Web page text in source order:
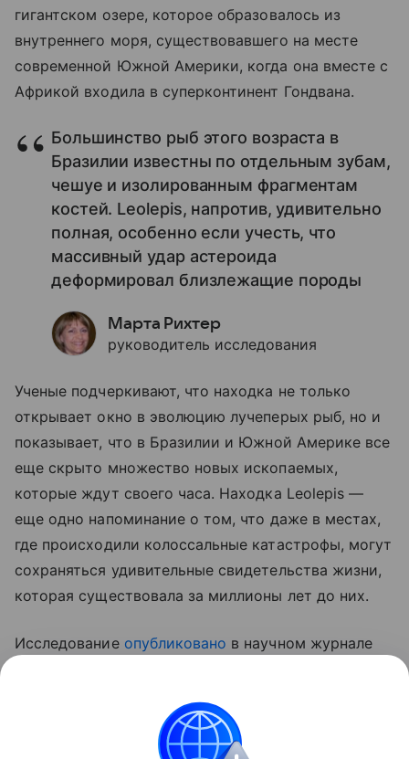
гигантском озере, которое образовалось из
внутреннего моря, существовавшего на месте
современной Южной Америки, когда она вместе с
Африкой входила в суперконтинент Гондвана.
Большинство рыб этого возраста в
Бразилии известны по отдельным зубам,
чешуе и изолированным фрагментам
костей. Leolepis, напротив, удивительно
полная, особенно если учесть, что
массивный удар астероида
деформировал близлежащие породы
Марта Рихтер
руководитель исследования
Ученые подчеркивают, что находка не только
открывает окно в эволюцию лучеперых рыб, но и
показывает, что в Бразилии и Южной Америке все
еще скрыто множество новых ископаемых,
которые ждут своего часа. Находка Leolepis —
еще одно напоминание о том, что даже в местах,
где происходили колоссальные катастрофы, могут
сохраняться удивительные свидетельства жизни,
которая существовала за миллионы лет до них.
Исследование опубликовано в научном журнале
рассказывала
ископаемой рыбы учеными из Санкт-Петербурга.